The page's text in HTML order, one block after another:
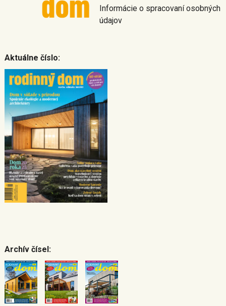
Informácie o spracovaní osobných
údajov
Aktuálne číslo:
Archív čísel: